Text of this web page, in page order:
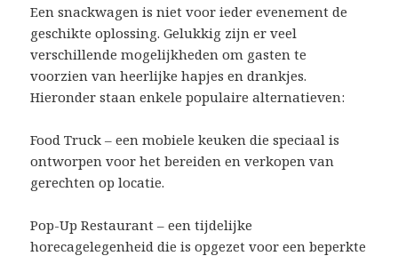
Een snackwagen is niet voor ieder evenement de
geschikte oplossing. Gelukkig zijn er veel
verschillende mogelijkheden om gasten te
voorzien van heerlijke hapjes en drankjes.
Hieronder staan enkele populaire alternatieven:
Food Truck – een mobiele keuken die speciaal is
ontworpen voor het bereiden en verkopen van
gerechten op locatie.
Pop-Up Restaurant – een tijdelijke
horecagelegenheid die is opgezet voor een beperkte